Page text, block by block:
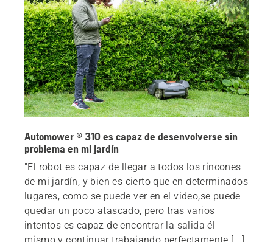
Automower ® 310 es capaz de desenvolverse sin
problema en mi jardín
"El robot es capaz de llegar a todos los rincones
de mi jardín, y bien es cierto que en determinados
lugares, como se puede ver en el video,se puede
quedar un poco atascado, pero tras varios
intentos es capaz de encontrar la salida él